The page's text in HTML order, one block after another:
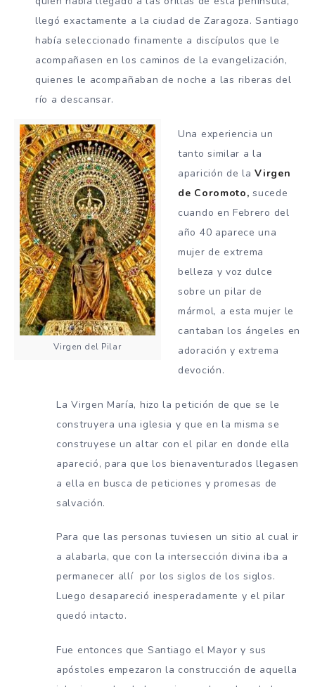
llegó exactamente a la ciudad de Zaragoza. Santiago
había seleccionado finamente a discípulos que le
acompañasen en los caminos de la evangelización,
quienes le acompañaban de noche a las riberas del
río a descansar.
Virgen del Pilar
Una experiencia un
tanto similar a la
aparición de laVirgen
de Coromoto, sucede
cuando en Febrero del
año 40 aparece una
mujer de extrema
belleza y voz dulce
sobre un pilar de
mármol, a esta mujer le
cantaban los ángeles en
adoración y extrema
devoción.
La Virgen María, hizo la petición de que se le
construyera una iglesia y que en la misma se
construyese un altar con el pilar en donde ella
apareció, para que los bienaventurados llegasen
a ella en busca de peticiones y promesas de
salvación.
Para que las personas tuviesen un sitio al cual ir
a alabarla, que con la intersección divina iba a
permanecer allí por los siglos de los siglos.
Luego desapareció inesperadamente y el pilar
quedó intacto.
Fue entonces que Santiago el Mayor y sus
apóstoles empezaron la construcción de aquella